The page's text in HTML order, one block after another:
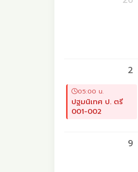
2
05:00 น.
ปฐมนิเทศ ป. ตรี
001-002
9